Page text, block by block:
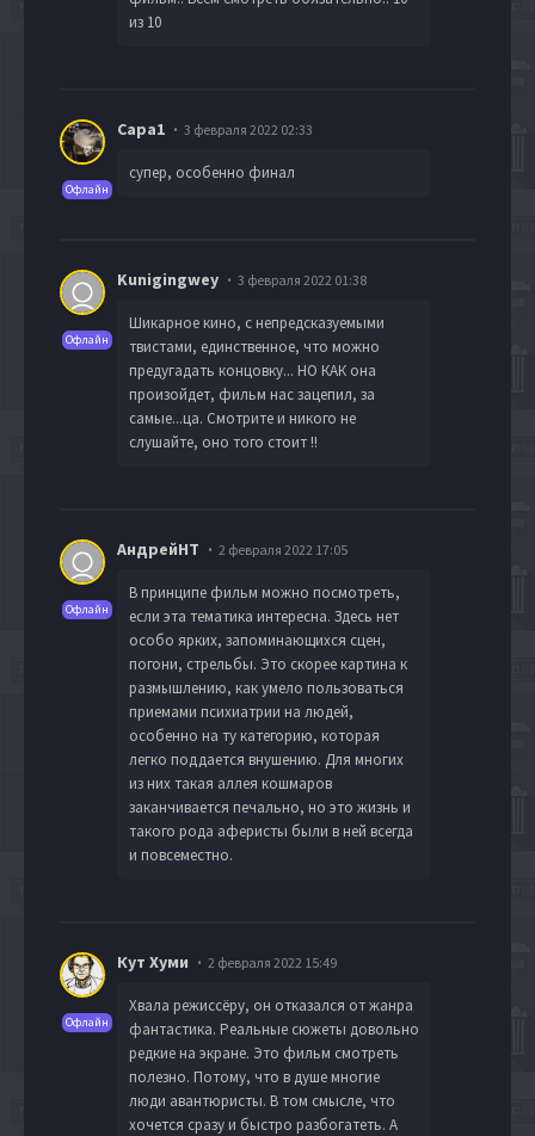
из 10
Офлайн
Сара1 3 февраля 2022 02:33
супер, особенно финал
Офлайн
Kunigingwey 3 февраля 2022 01:38
Шикарное кино, с непредсказуемыми
твистами, единственное, что можно
предугадать концовку... НО КАК она
произойдет, фильм нас зацепил, за
самые...ца. Смотрите и никого не
слушайте, оно того стоит !!
Офлайн
АндрейНТ 2 февраля 2022 17:05
В принципе фильм можно посмотреть,
если эта тематика интересна. Здесь нет
особо ярких, запоминающихся сцен,
погони, стрельбы. Это скорее картина к
размышлению, как умело пользоваться
приемами психиатрии на людей,
особенно на ту категорию, которая
легко поддается внушению. Для многих
из них такая аллея кошмаров
заканчивается печально, но это жизнь и
такого рода аферисты были в ней всегда
и повсеместно.
Офлайн
Кут Хуми 2 февраля 2022 15:49
Хвала режиссёру, он отказался от жанра
фантастика. Реальные сюжеты довольно
редкие на экране. Это фильм смотреть
полезно. Потому, что в душе многие
люди авантюристы. В том смысле, что
хочется сразу и быстро разбогатеть. А